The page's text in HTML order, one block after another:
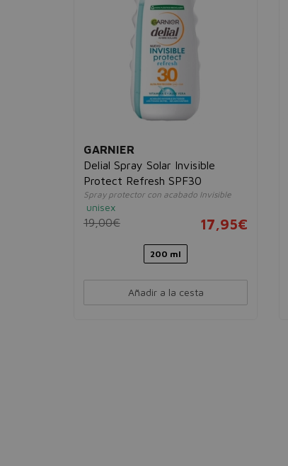
GARNIER
Delial Spray Solar Invisible
Protect Refresh SPF30
Spray protector con acabado Invisible
unisex
19,00€ 17,95€
200 ml
Añadir a la cesta